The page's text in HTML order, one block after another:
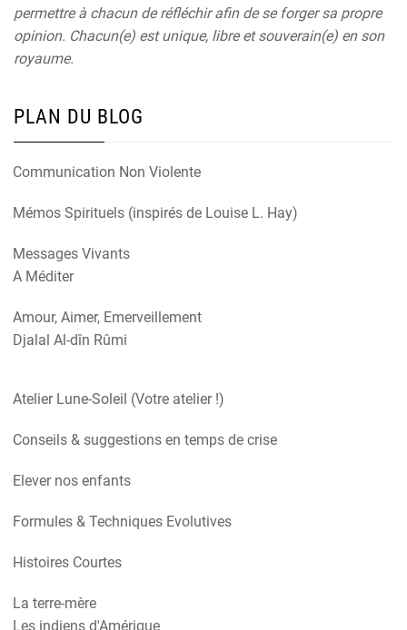
permettre à chacun de réfléchir afin de se forger sa propre
opinion. Chacun(e) est unique, libre et souverain(e) en son
royaume.
PLAN DU BLOG
Communication Non Violente
Mémos Spirituels (inspirés de Louise L. Hay)
Messages Vivants
A Méditer
Amour, Aimer, Emerveillement
Djalal Al-dîn Rûmi
Atelier Lune-Soleil (Votre atelier !)
Conseils & suggestions en temps de crise
Elever nos enfants
Formules & Techniques Evolutives
Histoires Courtes
La terre-mère
Les indiens d'Amérique